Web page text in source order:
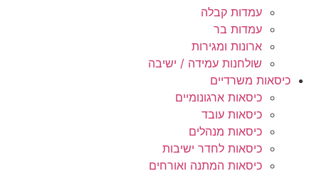
עמדות קבלה
עמדות בר
ארונות ומגירות
שולחנות עמידה / ישיבה
כיסאות משרדיים
כיסאות ארגונומיים
כיסאות עובד
כיסאות מנהלים
כיסאות לחדר ישיבות
כיסאות המתנה ואורחים